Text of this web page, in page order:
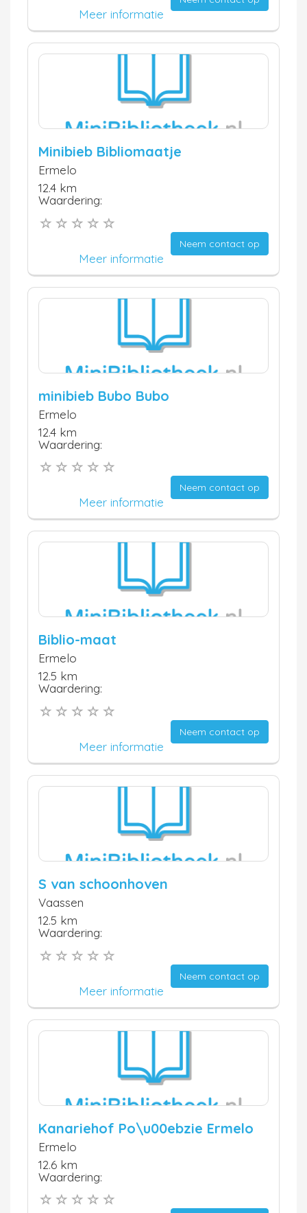
Meer informatie
Minibieb Bibliomaatje
Ermelo
12.4 km
Waardering:
Neem contact op
Meer informatie
minibieb Bubo Bubo
Ermelo
12.4 km
Waardering:
Neem contact op
Meer informatie
Biblio-maat
Ermelo
12.5 km
Waardering:
Neem contact op
Meer informatie
S van schoonhoven
Vaassen
12.5 km
Waardering:
Neem contact op
Meer informatie
Kanariehof Po\u00ebzie Ermelo
Ermelo
12.6 km
Waardering: